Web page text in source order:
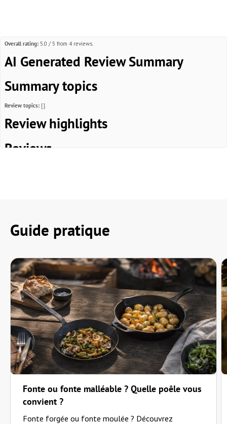
Overall rating: 5.0 / 5 from 4 reviews.
AI Generated Review Summary
Summary topics
Review topics: [].
Review highlights
Reviews
"Bislang noch nicht benutzt, Bewertung später. F. W. Hahn"
Top Halterung für jegliches Holz.
"Top Halterung für jegliches Holz."
Julian F.(5/5)
Sehr cooles Produkt den Outdooreinsatz
"Tolles Produkt um überall über dem Feuer kochen zu können. Gute Verarbeitung"
Marten-David P.(5/5)
Q&A
Guide pratique
Fonte ou fonte malléable ? Quelle poêle vous
convient ?
Fonte forgée ou fonte moulée ? Découvrez